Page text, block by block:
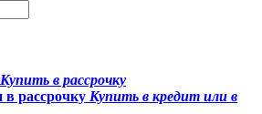
Купить в рассрочку
рассрочку Купить в кредит или в